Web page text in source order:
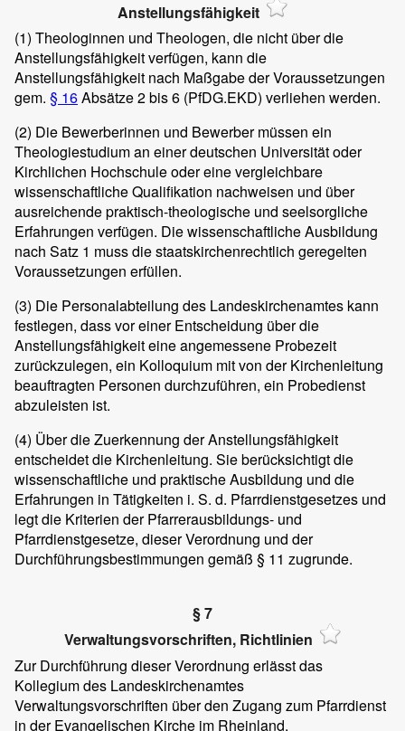
Anstellungsfähigkeit
(1) Theologinnen und Theologen, die nicht über die
Anstellungsfähigkeit verfügen, kann die
Anstellungsfähigkeit nach Maßgabe der Voraussetzungen
gem. § 16Absätze 2 bis 6 (PfDG.EKD) verliehen werden.
(2) Die Bewerberinnen und Bewerber müssen ein
Theologiestudium an einer deutschen Universität oder
Kirchlichen Hochschule oder eine vergleichbare
wissenschaftliche Qualifikation nachweisen und über
ausreichende praktisch-theologische und seelsorgliche
Erfahrungen verfügen. Die wissenschaftliche Ausbildung
nach Satz 1 muss die staatskirchenrechtlich geregelten
Voraussetzungen erfüllen.
(3) Die Personalabteilung des Landeskirchenamtes kann
festlegen, dass vor einer Entscheidung über die
Anstellungsfähigkeit eine angemessene Probezeit
zurückzulegen, ein Kolloquium mit von der Kirchenleitung
beauftragten Personen durchzuführen, ein Probedienst
abzuleisten ist.
(4) Über die Zuerkennung der Anstellungsfähigkeit
entscheidet die Kirchenleitung. Sie berücksichtigt die
wissenschaftliche und praktische Ausbildung und die
Erfahrungen in Tätigkeiten i. S. d. Pfarrdienstgesetzes und
legt die Kriterien der Pfarrerausbildungs- und
Pfarrdienstgesetze, dieser Verordnung und der
Durchführungsbestimmungen gemäß § 11 zugrunde.
§ 7
Verwaltungsvorschriften, Richtlinien
Zur Durchführung dieser Verordnung erlässt das
Kollegium des Landeskirchenamtes
Verwaltungsvorschriften über den Zugang zum Pfarrdienst
in der Evangelischen Kirche im Rheinland.